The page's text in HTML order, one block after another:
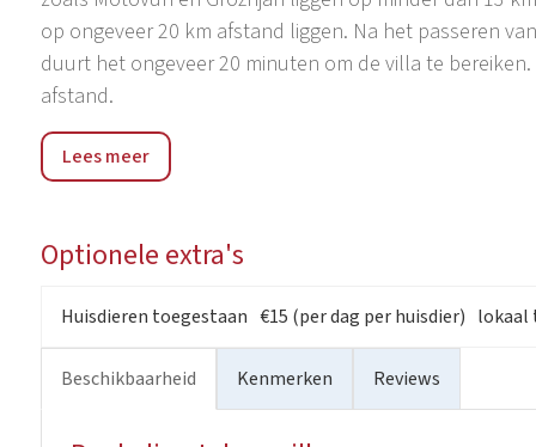
op ongeveer 20 km afstand liggen. Na het passeren
duurt het ongeveer 20 minuten om de villa te
afstand.
Een van de mooiste uitzichten van Istrië strekt zich uit
heuvel van Sint-Toma, heb je een prachtig uitzicht op
Mirna, en bovenal die weidse hemelse koepel, die de
bezienswaardigheden waar dit kleine stadje trots op
putten, pronkt trots met het Venetiaanse wapen, en
uitgehouwen gevleugelde leeuw en een bord met
die verhalen uit lang vervlogen tijden vertellen.
Lees meer
Optionele extra's
Huisdieren toegestaan €15 (per dag per huisdier) lokaal
Beschikbaarheid Kenmerken Reviews